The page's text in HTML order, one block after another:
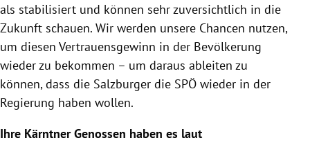
als stabilisiert und können sehr zuversichtlich in die
Zukunft schauen. Wir werden unsere Chancen nutzen,
um diesen Vertrauensgewinn in der Bevölkerung
wieder zu bekommen – um daraus ableiten zu
können, dass die Salzburger die SPÖ wieder in der
Regierung haben wollen.
Ihre Kärntner Genossen haben es laut